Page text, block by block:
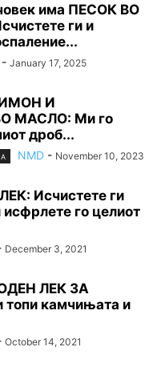
има ПЕСОК ВО
ги и
- January 17, 2025
И
МАСЛО: Ми го
дроб...
NMD - November 10, 2023
Исчистете ги
исфрлете го целиот
December 3, 2021
ЛЕК ЗА
топи камчињата и
October 14, 2021